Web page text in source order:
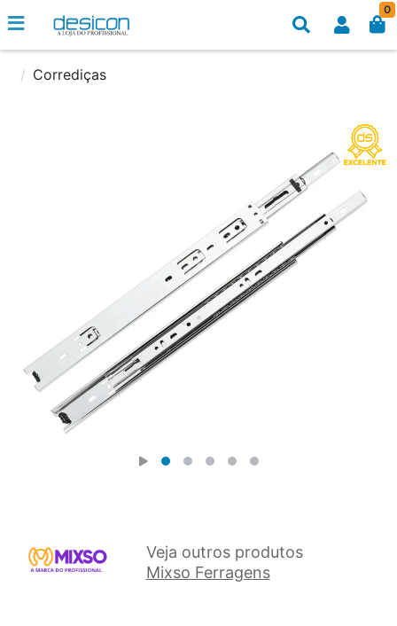
0
Corrediças
Veja outros produtos
Mixso Ferragens